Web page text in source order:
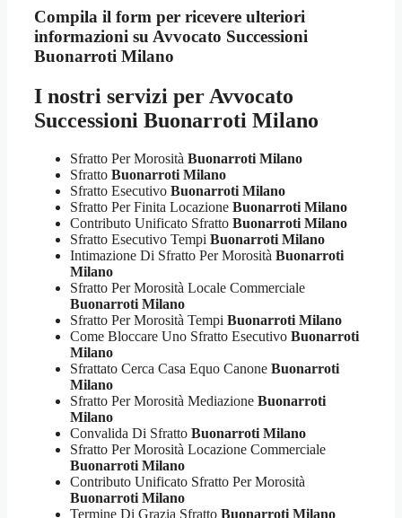
Compila il form per ricevere ulteriori
informazioni su Avvocato Successioni
Buonarroti Milano
I nostri servizi per Avvocato
Successioni Buonarroti Milano
Sfratto Per Morosità Buonarroti Milano
Sfratto Buonarroti Milano
Sfratto Esecutivo Buonarroti Milano
Sfratto Per Finita Locazione Buonarroti Milano
Contributo Unificato Sfratto Buonarroti Milano
Sfratto Esecutivo Tempi Buonarroti Milano
Intimazione Di Sfratto Per Morosità Buonarroti
Milano
Sfratto Per Morosità Locale Commerciale
Buonarroti Milano
Sfratto Per Morosità Tempi Buonarroti Milano
Come Bloccare Uno Sfratto Esecutivo Buonarroti
Milano
Sfrattato Cerca Casa Equo Canone Buonarroti
Milano
Sfratto Per Morosità Mediazione Buonarroti
Milano
Convalida Di Sfratto Buonarroti Milano
Sfratto Per Morosità Locazione Commerciale
Buonarroti Milano
Contributo Unificato Sfratto Per Morosità
Buonarroti Milano
Termine Di Grazia Sfratto Buonarroti Milano